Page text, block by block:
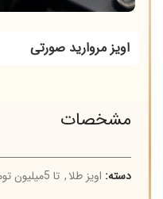
اویز مروارید صورتی
مشخصات
دسته: اویز طلا, تا 5میلیون تومان